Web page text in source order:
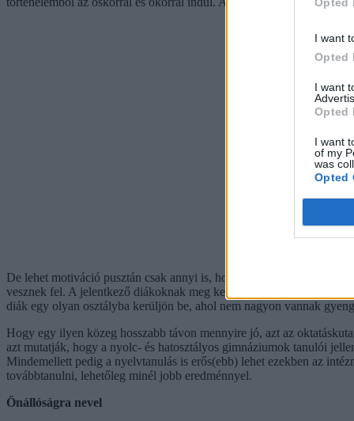
I want
Opted
I want
Opted
I want
of my
was
Opted
De lehet motiváció pusztán csak annyi is, hogy az osztályból több
vesznek fel. A jelentkező diákoknak meg kell írni például a központi
diák egy olyan osztályba kerüljön be, ahol nem nagyon vannak
Hogy egy ilyen közeg hosszabb távon mennyire jó, azt az
azt mutatják, hogy a nyolc- és hatosztályos gimnáziumok tanulói
Mindemellett pedig a nyelvtanulás is erős(ebb) lehet ezekben az
továbbtanulni, lehetőleg minél jobb eredménnyel.
Önállóságra nevel